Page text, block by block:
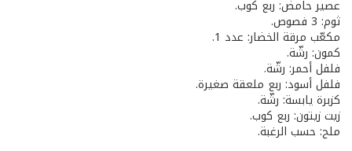
عصير حامض: ربع كوب.
ثوم: 3 فصوص.
مكعّب مرقة الخضار: عدد 1.
كمون: رشّة.
فلفل أحمر: رشّة.
فلفل أسود: ربع ملعقة صغيرة.
كزبرة يابسة: رشّة.
زيت زيتون: ربع كوب.
ملح: حسب الرغبة.